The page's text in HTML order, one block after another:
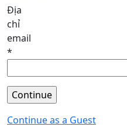
Địa
chỉ
email
*
Continue as a Guest